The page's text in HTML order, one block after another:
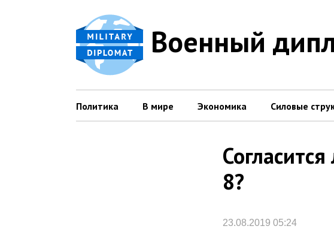
Военный
Политика В мире Экономика Силовые
8?
23.08.2019 05:24